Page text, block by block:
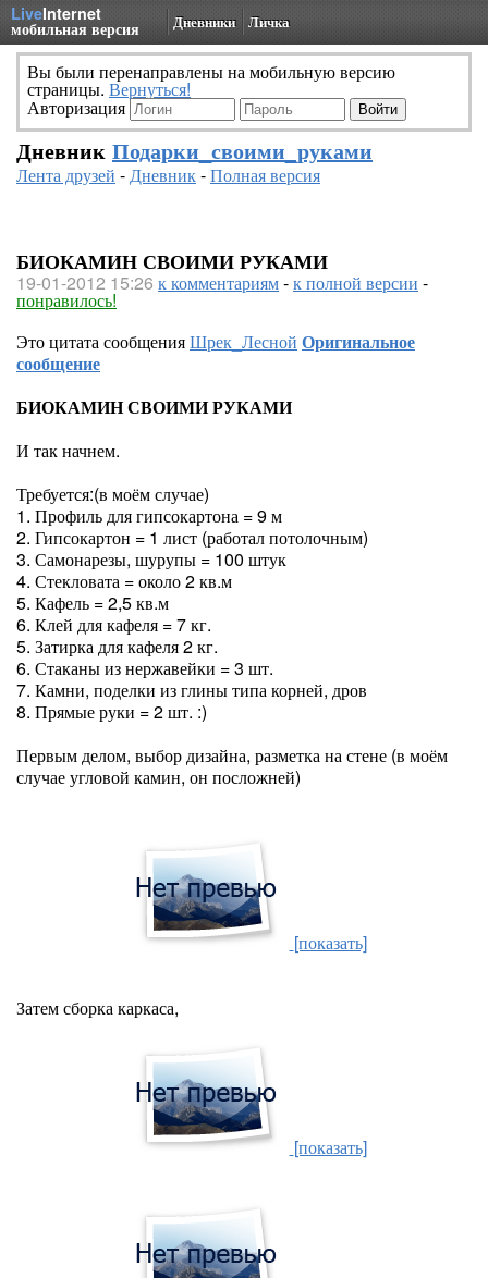
LiveInternet
мобильная версия Дневники Личка
Вы были перенаправлены на мобильную версию
страницы. Вернуться!
Авторизация
Дневник Подарки_своими_руками
Лента друзей -Дневник-Полная версия
БИОКАМИН СВОИМИ РУКАМИ
19-01-2012 15:26 к комментариям-к полной версии -
понравилось!
Это цитата сообщенияШрек_Лесной Оригинальное
сообщение
БИОКАМИН СВОИМИ РУКАМИ
И так начнем.
Требуется:(в моём случае)
1. Профиль для гипсокартона = 9 м
2. Гипсокартон = 1 лист (работал потолочным)
3. Самонарезы, шурупы = 100 штук
4. Стекловата = около 2 кв.м
5. Кафель = 2,5 кв.м
6. Клей для кафеля = 7 кг.
5. Затирка для кафеля 2 кг.
6. Стаканы из нержавейки = 3 шт.
7. Камни, поделки из глины типа корней, дров
8. Прямые руки = 2 шт. :)
Первым делом, выбор дизайна, разметка на стене (в моём
случае угловой камин, он посложней)
[показать]
Затем сборка каркаса,
[показать]